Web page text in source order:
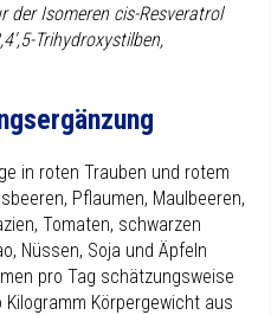
der Isomeren cis-Resveratrol
Trihydroxystilben,
in roten Trauben und rotem
Pflaumen, Maulbeeren,
Tomaten, schwarzen
Nüssen, Soja und Äpfeln
pro Tag schätzungsweise
Körpergewicht aus